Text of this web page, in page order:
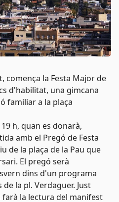
comença la Festa Major de
d'habilitat, una gimcana
familiar a la plaça
h, quan es donarà,
amb el Pregó de Festa
de la plaça de la Pau que
El pregó serà
dins d'un programa
la pl. Verdaguer. Just
la lectura del manifest